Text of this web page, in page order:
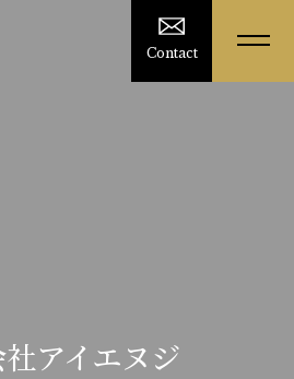
Contact
アイエヌジ